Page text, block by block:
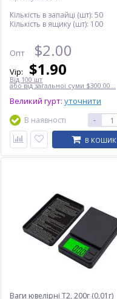
Кількість в запайці (шт): 50
Кількість в ящику (шт): 100
Опт $2.00
Vip: $1.90
Від 100 шт
або від загальної суми $300.00...
Великий гурт: уточнити
В наявності -
В КОШИК
Ваги ювелірні T2, 200г (0,01г)